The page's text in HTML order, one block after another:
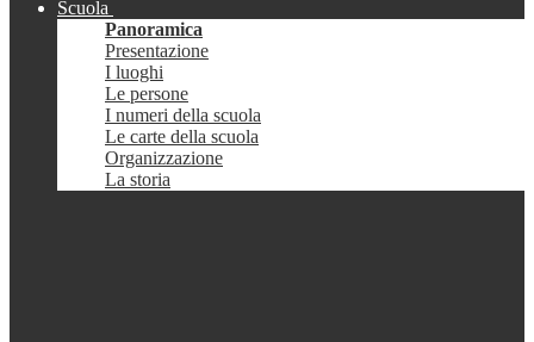
Scuola
Panoramica
Presentazione
I luoghi
Le persone
I numeri della scuola
Le carte della scuola
Organizzazione
La storia